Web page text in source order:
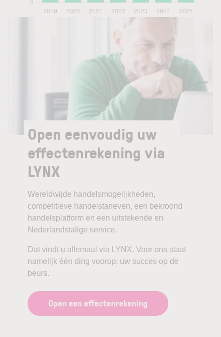
Open eenvoudig uw
effectenrekening via
LYNX
Wereldwijde handelsmogelijkheden,
competitieve handelstarieven, een bekroond
handelsplatform en een uitstekende en
Nederlandstalige service.
Dat vindt u allemaal via LYNX. Voor ons staat
namelijk één ding voorop: uw succes op de
beurs.
Open een effectenrekening